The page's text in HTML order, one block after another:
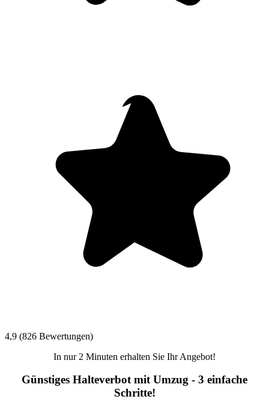
4,9 (826 Bewertungen)
In nur 2 Minuten erhalten Sie Ihr Angebot!
Günstiges Halteverbot mit Umzug - 3 einfache
Schritte!